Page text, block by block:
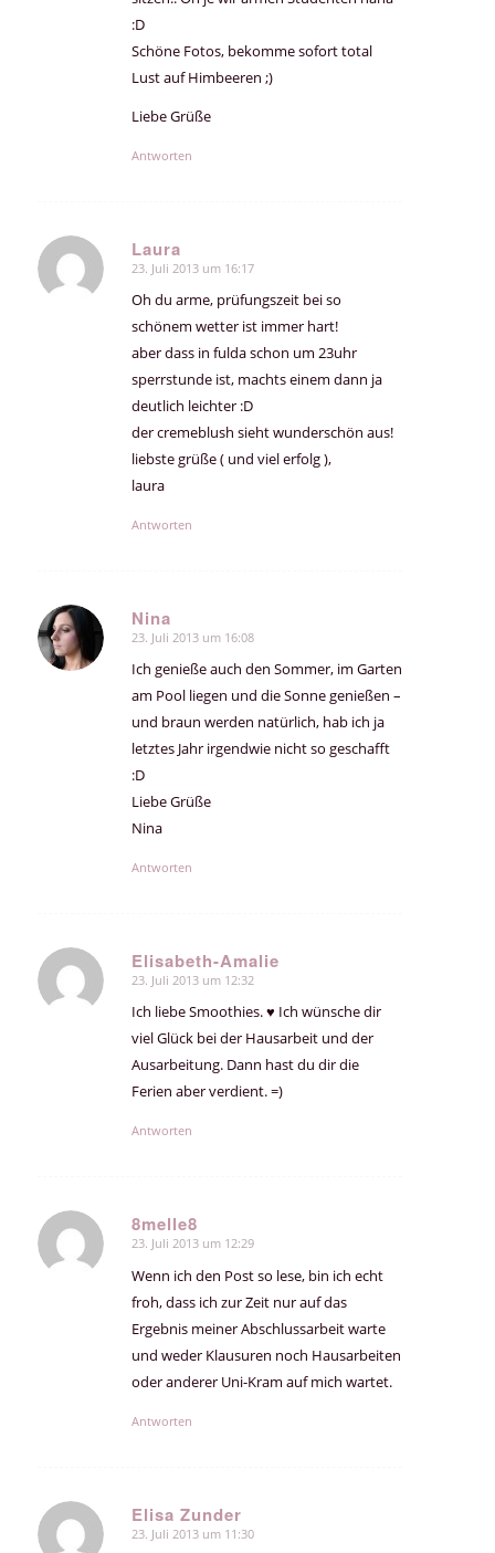
:D
Schöne Fotos, bekomme sofort total
Lust auf Himbeeren ;)
Liebe Grüße
Antworten
Laura
sagte:
23. Juli 2013 um 16:17
Oh du arme, prüfungszeit bei so
schönem wetter ist immer hart!
aber dass in fulda schon um 23uhr
sperrstunde ist, machts einem dann ja
deutlich leichter :D
der cremeblush sieht wunderschön aus!
liebste grüße ( und viel erfolg ),
laura
Antworten
Nina
sagte:
23. Juli 2013 um 16:08
Ich genieße auch den Sommer, im Garten
am Pool liegen und die Sonne genießen –
und braun werden natürlich, hab ich ja
letztes Jahr irgendwie nicht so geschafft
:D
Liebe Grüße
Nina
Antworten
Elisabeth-Amalie
sagte:
23. Juli 2013 um 12:32
Ich liebe Smoothies. ♥ Ich wünsche dir
viel Glück bei der Hausarbeit und der
Ausarbeitung. Dann hast du dir die
Ferien aber verdient. =)
Antworten
8melle8
sagte:
23. Juli 2013 um 12:29
Wenn ich den Post so lese, bin ich echt
froh, dass ich zur Zeit nur auf das
Ergebnis meiner Abschlussarbeit warte
und weder Klausuren noch Hausarbeiten
oder anderer Uni-Kram auf mich wartet.
Antworten
Elisa Zunder
sagte:
23. Juli 2013 um 11:30